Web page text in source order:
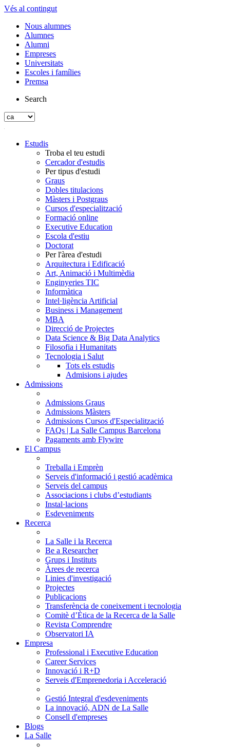
Vés al contingut
Nous alumnes
Alumnes
Alumni
Empreses
Universitats
Escoles i famílies
Premsa
Search
Estudis
Troba el teu estudi
Cercador d'estudis
Per tipus d'estudi
Graus
Dobles titulacions
Màsters i Postgraus
Cursos d'especialització
Formació online
Executive Education
Escola d'estiu
Doctorat
Per l'àrea d'estudi
Arquitectura i Edificació
Art, Animació i Multimèdia
Enginyeries TIC
Informàtica
Intel·ligència Artificial
Business i Management
MBA
Direcció de Projectes
Data Science & Big Data Analytics
Filosofia i Humanitats
Tecnologia i Salut
Tots els estudis
Admisions i ajudes
Admissions
Admissions Graus
Admissions Màsters
Admissions Cursos d'Especialització
FAQs | La Salle Campus Barcelona
Pagaments amb Flywire
El Campus
Treballa i Emprèn
Serveis d'informació i gestió acadèmica
Serveis del campus
Associacions i clubs d’estudiants
Instal·lacions
Esdeveniments
Recerca
La Salle i la Recerca
Be a Researcher
Grups i Instituts
Àrees de recerca
Linies d'investigació
Projectes
Publicacions
Transferència de coneixement i tecnologia
Comitè d’Ètica de la Recerca de la Salle
Revista Comprendre
Observatori IA
Empresa
Professional i Executive Education
Career Services
Innovació i R+D
Serveis d'Emprenedoria i Acceleració
Gestió Integral d'esdeveniments
La innovació, ADN de La Salle
Consell d'empreses
Blogs
La Salle